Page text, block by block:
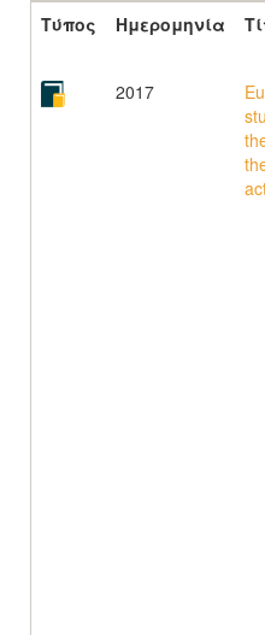
Τύπος
Ημερομηνία
2017